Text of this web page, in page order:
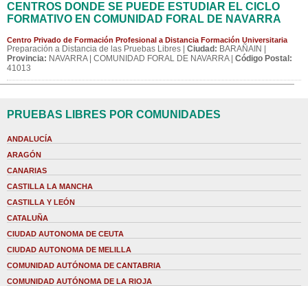
CENTROS DONDE SE PUEDE ESTUDIAR EL CICLO
FORMATIVO EN COMUNIDAD FORAL DE NAVARRA
Centro Privado de Formación Profesional a Distancia Formación Universitaria
Preparación a Distancia de las Pruebas Libres | Ciudad: BARAÑAIN |
Provincia: NAVARRA | COMUNIDAD FORAL DE NAVARRA | Código Postal:
41013
PRUEBAS LIBRES POR COMUNIDADES
ANDALUCÍA
ARAGÓN
CANARIAS
CASTILLA LA MANCHA
CASTILLA Y LEÓN
CATALUÑA
CIUDAD AUTONOMA DE CEUTA
CIUDAD AUTONOMA DE MELILLA
COMUNIDAD AUTÓNOMA DE CANTABRIA
COMUNIDAD AUTÓNOMA DE LA RIOJA